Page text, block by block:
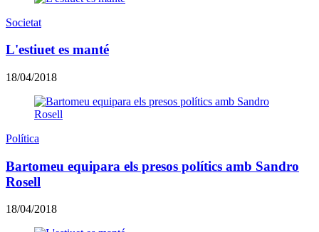
Societat
L'estiuet es manté
18/04/2018
Política
Bartomeu equipara els presos polítics amb Sandro
Rosell
18/04/2018